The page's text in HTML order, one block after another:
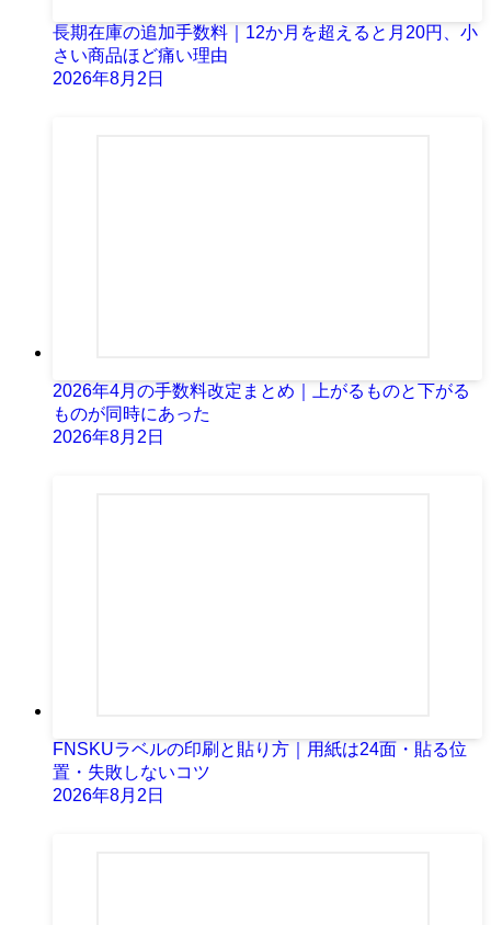
長期在庫の追加手数料｜12か月を超えると月20円、小
さい商品ほど痛い理由
2026年8月2日
2026年4月の手数料改定まとめ｜上がるものと下がる
ものが同時にあった
2026年8月2日
FNSKUラベルの印刷と貼り方｜用紙は24面・貼る位
置・失敗しないコツ
2026年8月2日